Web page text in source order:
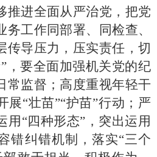
推进全面从严治党，把党
务工作同部署、同检查、
传导压力，压实责任，切
，要全面加强机关党的纪
常监督；高度重视年轻干
展“壮苗”“护苗”行动；严
用“四种形态”，突出运用
错纠错机制，落实“三个